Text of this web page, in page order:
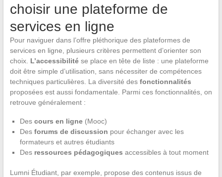
choisir une plateforme de
services en ligne
Pour naviguer dans l’offre pléthorique des plateformes de
services en ligne, plusieurs critères permettent d’orienter son
choix. L’accessibilitése place en tête de liste : une plateforme
doit être simple d’utilisation, sans nécessiter de compétences
techniques particulières. La diversité des fonctionnalités
proposées est aussi fondamentale. Parmi ces fonctionnalités, on
retrouve généralement :
Des cours en ligne(Mooc)
Des forums de discussion pour échanger avec les
formateurs et autres étudiants
Des ressources pédagogiques accessibles à tout moment
Lumni Étudiant, par exemple, propose des contenus issus de